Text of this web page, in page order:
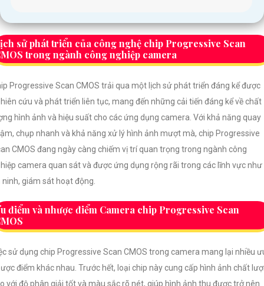
sử phát triển của công nghệ chip Progressive Scan
trong ngành công nghiệp camera
Progressive Scan CMOS trải qua một lịch sử phát triển đáng kể được
cứu và phát triển liên tục, mang đến những cải tiến đáng kể về chất
hình ảnh và hiệu suất cho các ứng dụng camera. Với khả năng quay
chụp nhanh và khả năng xử lý hình ảnh mượt mà, chip Progressive
CMOS đang ngày càng chiếm vị trí quan trọng trong ngành công
camera quan sát và được ứng dụng rộng rãi trong các lĩnh vực như
ninh, giám sát hoạt động.
điểm và nhược điểm Camera chip Progressive Scan
sử dụng chip Progressive Scan CMOS trong camera mang lại nhiều
điểm khác nhau. Trước hết, loại chip này cung cấp hình ảnh chất
với độ phân giải tốt và màu sắc rõ nét, giúp hình ảnh thu được trở nên